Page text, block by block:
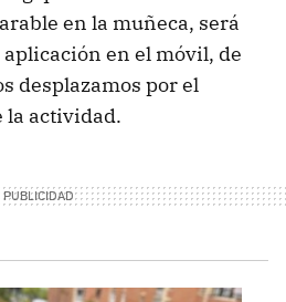
en la muñeca, será
en el móvil, de
desplazamos por el
la actividad.